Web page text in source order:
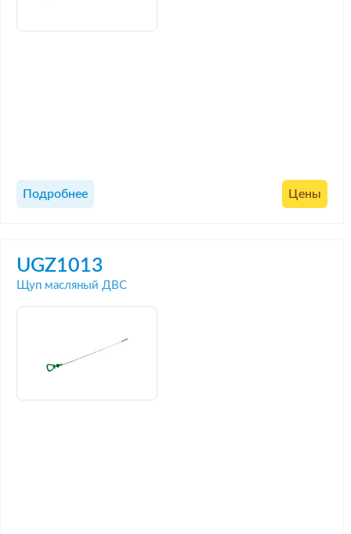
Подробнее Цены
UGZ1013
Щуп масляный ДВС